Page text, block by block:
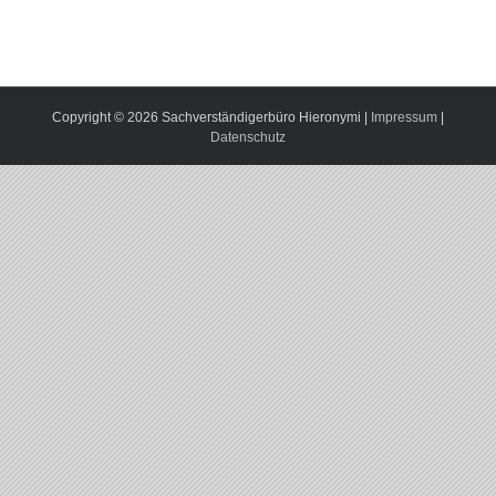
Copyright © 2026 Sachverständigerbüro Hieronymi | Impressum |
Datenschutz